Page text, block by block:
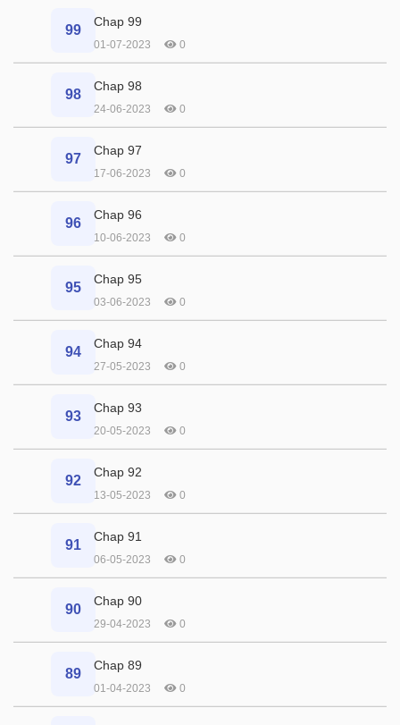
99
Chap 99
01-07-2023 0
98
Chap 98
24-06-2023 0
97
Chap 97
17-06-2023 0
96
Chap 96
10-06-2023 0
95
Chap 95
03-06-2023 0
94
Chap 94
27-05-2023 0
93
Chap 93
20-05-2023 0
92
Chap 92
13-05-2023 0
91
Chap 91
06-05-2023 0
90
Chap 90
29-04-2023 0
89
Chap 89
01-04-2023 0